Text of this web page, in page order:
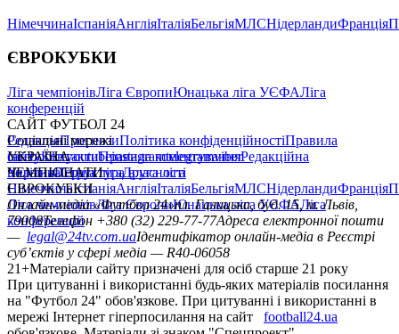
НімеччинаІспаніяАнгліяІталіяБельгіяМЛСНідерландиФранція
ЄВРОКУБКИ
Ліга чемпіонівЛіга ЄвропиЮнацька ліга УЄФАЛіга
конференцій
САЙТ ФУТБОЛ 24
РедакціяПрогнозиПолітика конфіденційностіПравила
сайтуКонтактиПравила коментуванняРедакційна
політикаСтруктура власності
Соціальні мережі
facebookxyoutubeinstagramtelegramviber
УКРАЇНА
УкраїнаПерша лігаДруга ліга
ЧЕМПІОНАТИ
НімеччинаІспаніяАнгліяІталіяБельгіяМЛСНідерландиФранція
ЄВРОКУБКИ
Ліга чемпіонівЛіга ЄвропиЮнацька ліга УЄФАЛіга
конференцій
Онлайн-медіа «Футбол 24»пл. Галицька, буд. 15, м. Львів,
79008Телефон +380 (32) 229-77-77Адреса електронної пошти
— legal@24tv.com.uaІдентифікатор онлайн-медіа в Реєстрі
суб’єктів у сфері медіа — R40-06058
21+Матеріали сайту призначені для осіб старше 21 року
При цитуванні і використанні будь-яких матеріалів посилання
на "Футбол 24" обов'язкове. При цитуванні і використанні в
мережі Інтернет гіперпосилання на сайт
football24.ua